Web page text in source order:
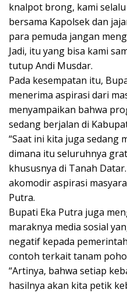
knalpot brong, kami
bersama Kapolsek dan
para pemuda jangan
Jadi, itu yang bisa kami
tutup Andi Musdar.
Pada kesempatan itu,
menerima aspirasi dari
menyampaikan bahwa
sedang berjalan di
“Saat ini kita juga sedang
dimana itu seluruhnya
khususnya di Tanah
akomodir aspirasi
Putra.
Bupati Eka Putra juga
maraknya media sosial
negatif kepada
contoh terkait tanam
“Artinya, bahwa setiap
hasilnya akan kita petik